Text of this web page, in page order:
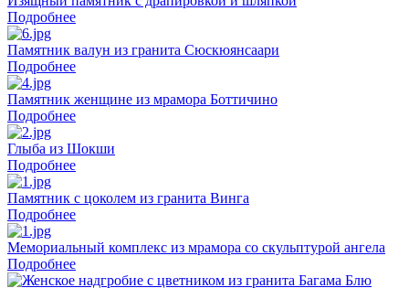
Подробнее
Памятник валун из гранита Сюскюянсаари
Подробнее
Памятник женщине из мрамора Боттичино
Подробнее
Глыба из Шокши
Подробнее
Памятник с цоколем из гранита Винга
Подробнее
Мемориальный комплекс из мрамора со скульптурой ангела
Подробнее